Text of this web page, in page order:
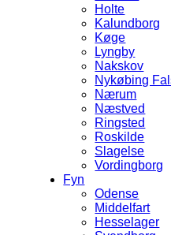
Holte
Kalundborg
Køge
Lyngby
Nakskov
Nykøbing
Nærum
Næstved
Ringsted
Roskilde
Slagelse
Vordingborg
Fyn
Odense
Middelfart
Hesselager